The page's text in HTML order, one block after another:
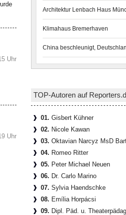
Uhr
Uhr
Architektur Lenbach Haus
Klimahaus Bremerhaven
China beschleunigt,
TOP-Autoren auf
01. Gisbert Kühner
02. Nicole Kawan
03. Oktavian Narcyz MsD
04. Romeo Ritter
05. Peter Michael Neuen
06. Dr. Carlo Marino
07. Sylvia Haendschke
08. Emília Horpácsi
09. Dipl. Päd. u.